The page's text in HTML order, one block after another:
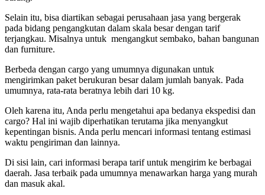
Selain itu, bisa diartikan sebagai perusahaan jasa yang bergerak
pada bidang pengangkutan dalam skala besar dengan tarif
terjangkau. Misalnya untuk mengangkut sembako, bahan bangunan
dan furniture.
Berbeda dengan cargo yang umumnya digunakan untuk
mengirimkan paket berukuran besar dalam jumlah banyak. Pada
umumnya, rata-rata beratnya lebih dari 10 kg.
Oleh karena itu, Anda perlu mengetahui apa bedanya ekspedisi dan
cargo? Hal ini wajib diperhatikan terutama jika menyangkut
kepentingan bisnis. Anda perlu mencari informasi tentang estimasi
waktu pengiriman dan lainnya.
Di sisi lain, cari informasi berapa tarif untuk mengirim ke berbagai
daerah. Jasa terbaik pada umumnya menawarkan harga yang murah
dan masuk akal.